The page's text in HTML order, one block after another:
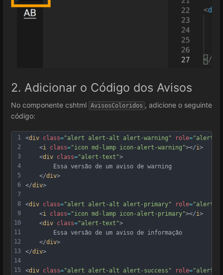
2. Adicionar o Código dos Avisos
No componente cshtml AvisosColoridos , adicione o seguinte
código:
1
2
3
4
5
6
7
8
9
10
11
12
13
14
15
<div class="alert alert-alt alert-warning" role="alert"
    <
i class="icon md-lamp icon-alert-warning"></i>
    <
div class="alert-text">
        Essa versão de um aviso de warning
    </
div>
</div>
<div class="alert alert-alt alert-primary" role="alert"
    <
i class="icon md-lamp icon-alert-primary"></i>
    <
div class="alert-text">
        Essa versão de um aviso de informação
    </
div>
</div>
<div class="alert alert-alt alert-success" role="alert"